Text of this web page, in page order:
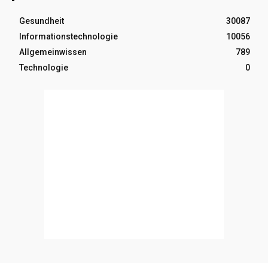
Gesundheit
30087
Informationstechnologie
10056
Allgemeinwissen
789
Technologie
0